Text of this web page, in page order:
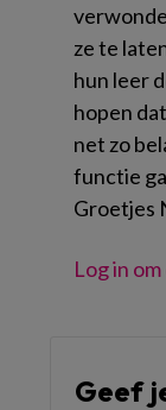
ze te
hun leer
hopen
net zo
functie
Groetjes
Log in
Geef